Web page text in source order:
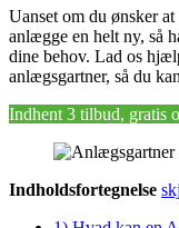
Uanset om du ønsker
anlægge en helt ny, så
dine behov. Lad os
anlægsgartner, så du
Indhent 3 tilbud, gratis
Indholdsfortegnelse